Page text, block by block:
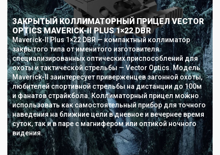
ЗАКРЫТЫЙ КОЛЛИМАТОРНЫЙ ПРИЦЕЛ VECTOR
OPTICS MAVERICK-II PLUS 1×22 DBR
Maverick-II Plus 1×22 DBR — компактный коллиматор
закрытого типа от именитого изготовителя
специализированных оптических приспособлений для
охоты и тактической стрельбы — Vector Optics. Модель
Maverick-II заинтересует приверженцев загонной охоты,
любителей спортивной стрельбы на дистанции до 100м
и фанатов страйкбола. Коллиматорный прицел можно
использовать как самостоятельный прибор для точного
наведения на ближние цели в дневное и вечернее время
суток, так и в паре с магнифером или оптикой ночного
видения.